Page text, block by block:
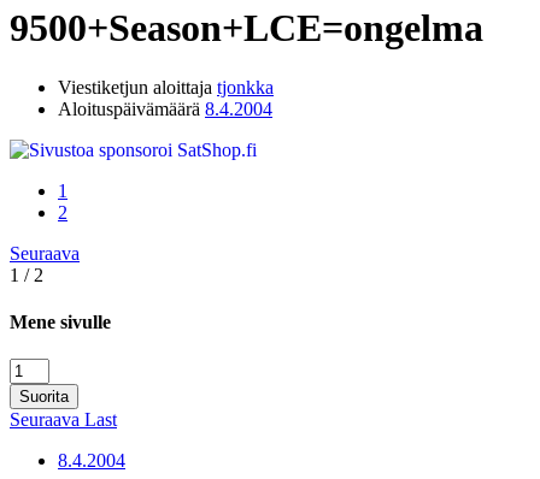
9500+Season+LCE=ongelma
Viestiketjun aloittaja tjonkka
Aloituspäivämäärä 8.4.2004
1
2
Seuraava
1 / 2
Mene sivulle
Suorita
Seuraava Last
8.4.2004